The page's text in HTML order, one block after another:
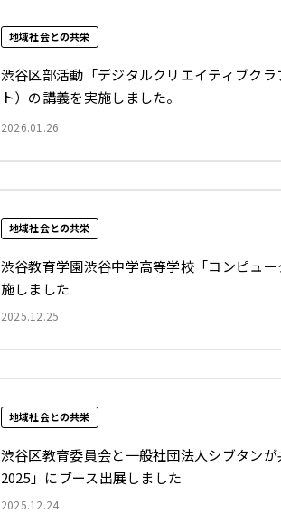
地域社会との共栄
2026.01.26
渋谷区部活動「デジタルクリエイティブク
ト）の講義を実施しました。
地域社会との共栄
2025.12.25
渋谷教育学園渋谷中学高等学校「コンピュ
施しました
地域社会との共栄
2025.12.24
渋谷区教育委員会と一般社団法人シブタン
2025」にブース出展しました